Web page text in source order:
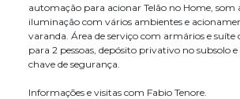
automação para acionar Telão no Home, som
iluminação com vários ambientes e
varanda. Área de serviço com armários e suíte
para 2 pessoas, depósito privativo no subsolo
chave de segurança.
Informações e visitas com Fabio Tenore.